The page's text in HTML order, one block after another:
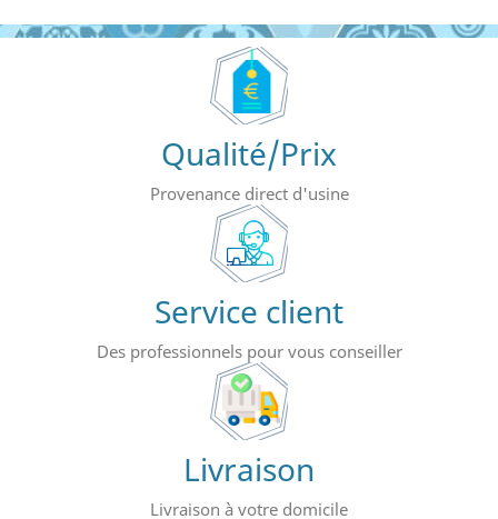
Qualité/Prix
Provenance direct d'usine
Service client
Des professionnels pour vous conseiller
Livraison
Livraison à votre domicile